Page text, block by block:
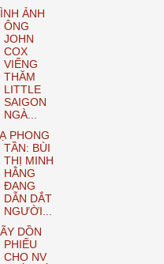
ẢNH
ÔNG
JOHN
COX
VIẾNG
THĂM
LITTLE
SAIGON
NGÀ...
PHONG
TẦN: BÙI
THỊ MINH
HẰNG
ĐANG
DẪN DẮT
NGƯỜI...
DỒN
PHIẾU
CHO NV